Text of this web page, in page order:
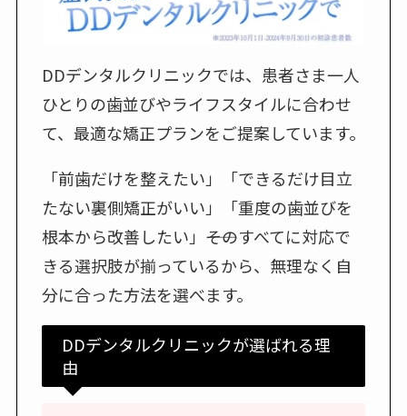
DDデンタルクリニックでは、患者さま一人
ひとりの歯並びやライフスタイルに合わせ
て、最適な矯正プランをご提案しています。
「前歯だけを整えたい」「できるだけ目立
たない裏側矯正がいい」「重度の歯並びを
根本から改善したい」――そのすべてに対応で
きる選択肢が揃っているから、無理なく自
分に合った方法を選べます。
DDデンタルクリニックが選ばれる理
由